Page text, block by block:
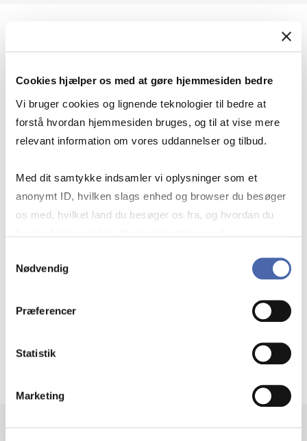
Cookies hjælper os med at gøre hjemmesiden bedre
Vi bruger cookies og lignende teknologier til bedre at
forstå hvordan hjemmesiden bruges, og til at vise mere
relevant information om vores uddannelser og tilbud.
Med dit samtykke indsamler vi oplysninger som et
anonymt ID, hvilken slags enhed og browser du besøger
os med, hvilket land du besøger os fra, og hvordan du
markedsføring. Du bestemmer selv - og kan altid trække
Nødvendig
Præferencer
Statistik
Marketing
Geopolitik og businesssikkerhed
navigerer man som virksomhed?
Krigen i Ukraine